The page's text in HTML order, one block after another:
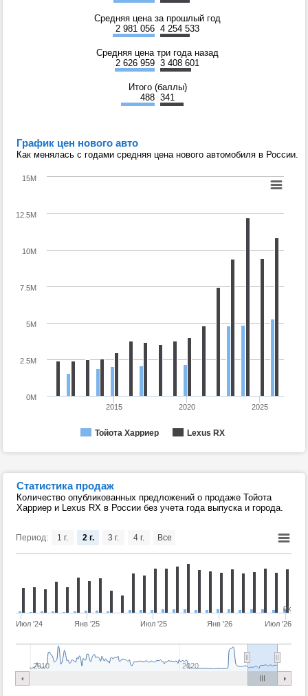
Средняя цена за прошлый год
2 981 056 4 254 533
Средняя цена три года назад
2 626 959 3 408 601
Итого (баллы)
488 341
График цен нового авто
Как менялась с годами средняя цена нового автомобиля в России.
Тойота Харриер Lexus RX
2015 2020 2025
0M
2.5M
5M
7.5M
10M
12.5M
15M
Статистика продаж
Количество опубликованных предложений о продаже Тойота
Харриер и Lexus RX в России без учета года выпуска и города.
Период:
Июл '24 Янв '25 Июл '25 Янв '26 Июл '26
2010 2020
0k
1 г. 2 г. 3 г. 4 г. Все